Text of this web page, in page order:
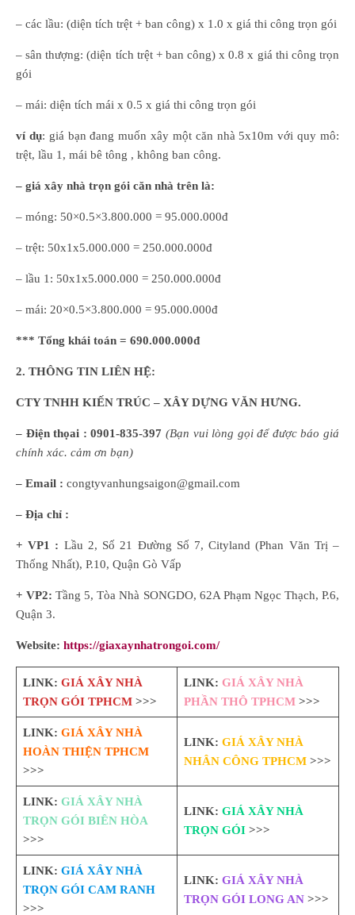
– các lầu: (diện tích trệt + ban công) x 1.0 x giá thi công trọn gói
– sân thượng: (diện tích trệt + ban công) x 0.8 x giá thi công trọn
gói
– mái: diện tích mái x 0.5 x giá thi công trọn gói
ví dụ: giá bạn đang muốn xây một căn nhà 5x10m với quy mô:
trệt, lầu 1, mái bê tông , không ban công.
– giá xây nhà trọn gói căn nhà trên là:
– móng: 50×0.5×3.800.000 = 95.000.000đ
– trệt: 50x1x5.000.000 = 250.000.000đ
– lầu 1: 50x1x5.000.000 = 250.000.000đ
– mái: 20×0.5×3.800.000 = 95.000.000đ
*** Tổng khái toán = 690.000.000đ
2. THÔNG TIN LIÊN HỆ:
CTY TNHH KIẾN TRÚC – XÂY DỰNG VĂN HƯNG.
– Điện thọai : 0901-835-397 (Bạn vui lòng gọi để được báo giá
chính xác. cảm ơn bạn)
– Email : congtyvanhungsaigon@gmail.com
– Địa chỉ :
+ VP1 : Lầu 2, Số 21 Đường Số 7, Cityland (Phan Văn Trị –
Thống Nhất), P.10, Quận Gò Vấp
+ VP2:Tầng 5, Tòa Nhà SONGDO, 62A Phạm Ngọc Thạch, P.6,
Quận 3.
Website: https://giaxaynhatrongoi.com/
LINK: GIÁ XÂY NHÀ
TRỌN GÓI TPHCM>>>
LINK: GIÁ XÂY NHÀ
PHẦN THÔ TPHCM>>>
LINK: GIÁ XÂY NHÀ
HOÀN THIỆN TPHCM
>>>
LINK: GIÁ XÂY NHÀ
NHÂN CÔNG TPHCM>>>
LINK: GIÁ XÂY NHÀ
TRỌN GÓI BIÊN HÒA
>>>
LINK: GIÁ XÂY NHÀ
TRỌN GÓI>>>
LINK: GIÁ XÂY NHÀ
TRỌN GÓI CAM RANH
>>>
LINK: GIÁ XÂY NHÀ
TRỌN GÓI LONG AN>>>